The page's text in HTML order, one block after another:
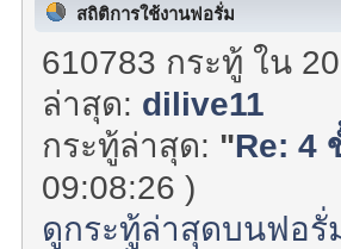
สถิติการใช้งานฟอรั่ม
610783 กระทู้ ใน
ล่าสุด: dilive11
กระทู้ล่าสุด: "Re: 4
09:08:26 )
ดูกระทู้ล่าสุดบนฟอรั่